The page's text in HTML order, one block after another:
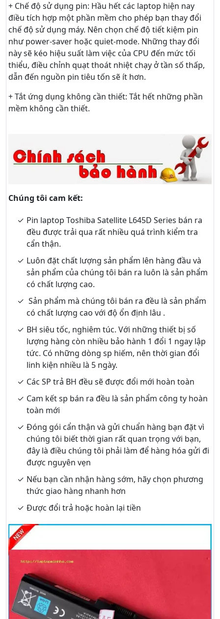
+ Chế độ sử dụng pin: Hầu hết các laptop hiện nay
điều tích hợp một phần mềm cho phép bạn thay đổi
chế độ sử dụng máy. Nên chọn chế độ tiết kiệm pin
như power-saver hoặc quiet-mode. Những thay đổi
này sẽ kéo hiệu suất làm việc của CPU đến mức tối
thiểu, điều chỉnh quạt thoát nhiệt chạy ở tần số thấp,
dẫn đến nguồn pin tiêu tốn sẽ ít hơn.
+ Tắt ứng dụng không cần thiết: Tắt hết những phần
mềm không cần thiết.
Chúng tôi cam kết:
Pin laptop Toshiba Satellite L645D Series bán ra
đều được trải qua rất nhiều quá trình kiểm tra
cẩn thận.
Luôn đặt chất lượng sản phẩm lên hàng đầu và
sản phẩm của chúng tôi bán ra luôn là sản phẩm
có chất lượng cao.
Sản phẩm mà chúng tôi bán ra đều là sản phẩm
có chất lượng cao với độ ổn định lâu .
BH siêu tốc, nghiêm túc. Với những thiết bị số
lượng hàng còn nhiều bảo hành 1 đổi 1 ngay lập
tức. Có những dòng sp hiếm, nên thời gian đổi
linh kiện nhiều là 5 ngày.
Các SP trả BH đều sẽ được đổi mới hoàn toàn
Cam kết sp bán ra đều là sản phẩm công ty hoàn
toàn mới
Đóng gói cẩn thận và gửi chuẩn hàng bạn đặt vì
chúng tôi biết thời gian rất quan trọng với bạn,
đây là điều chúng tôi phải làm để hàng hóa gửi đi
được nguyên vẹn
Nếu bạn cần nhận hàng sớm, hãy chọn phương
thức giao hàng nhanh hơn
Được đổi trả hoặc hoàn lại tiền